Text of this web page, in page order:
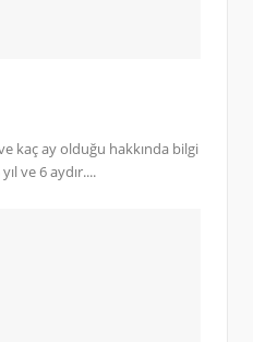
kaç ay olduğu hakkında bilgi
ve 6 aydır....